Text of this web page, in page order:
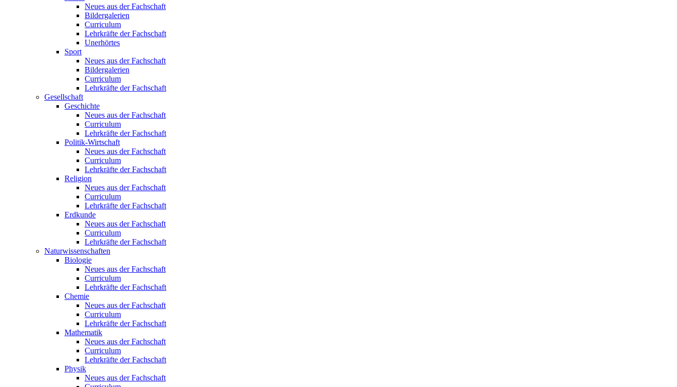
Neues aus der Fachschaft
Bildergalerien
Curriculum
Lehrkräfte der Fachschaft
Unerhörtes
Sport
Neues aus der Fachschaft
Bildergalerien
Curriculum
Lehrkräfte der Fachschaft
Gesellschaft
Geschichte
Neues aus der Fachschaft
Curriculum
Lehrkräfte der Fachschaft
Politik-Wirtschaft
Neues aus der Fachschaft
Curriculum
Lehrkräfte der Fachschaft
Religion
Neues aus der Fachschaft
Curriculum
Lehrkräfte der Fachschaft
Erdkunde
Neues aus der Fachschaft
Curriculum
Lehrkräfte der Fachschaft
Naturwissenschaften
Biologie
Neues aus der Fachschaft
Curriculum
Lehrkräfte der Fachschaft
Chemie
Neues aus der Fachschaft
Curriculum
Lehrkräfte der Fachschaft
Mathematik
Neues aus der Fachschaft
Curriculum
Lehrkräfte der Fachschaft
Physik
Neues aus der Fachschaft